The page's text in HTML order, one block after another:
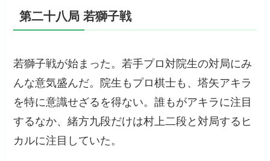
第二十八局 若獅子戦
若獅子戦が始まった。若手プロ対院生の対局にみ
んな意気盛んだ。院生もプロ棋士も、塔矢アキラ
を特に意識せざるを得ない。誰もがアキラに注目
するなか、緒方九段だけは村上二段と対局するヒ
カルに注目していた。